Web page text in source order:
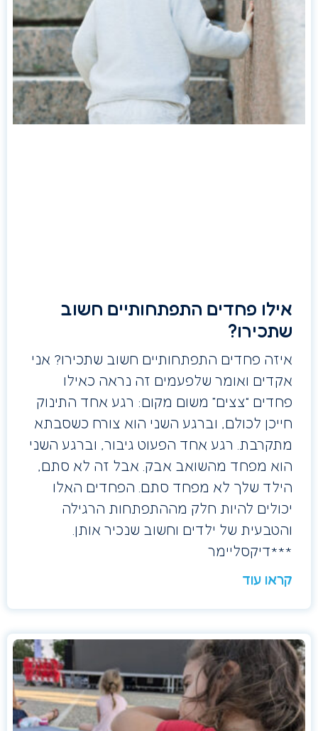
אילו פחדים התפתחותיים חשוב
שתכירו?
איזה פחדים התפתחותיים חשוב שתכירו? אני
אקדים ואומר שלפעמים זה נראה כאילו
פחדים “צצים” משום מקום: רגע אחד התינוק
חייכן לכולם, וברגע השני הוא צורח כשסבתא
מתקרבת. רגע אחד הפעוט גיבור, וברגע השני
הוא מפחד מהשואב אבק. אבל זה לא סתם,
הילד שלך לא מפחד סתם. הפחדים האלו
יכולים להיות חלק מההתפתחות הרגילה
והטבעית של ילדים וחשוב שנכיר אותן.
***דיקסליימר
קראו עוד